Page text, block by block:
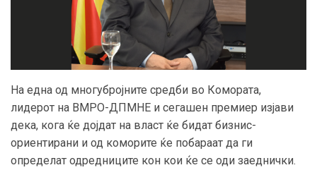
На една од многубројните средби во Комората,
лидерот на ВМРО-ДПМНЕ и сегашен премиер изјави
дека, кога ќе дојдат на власт ќе бидат бизнис-
ориентирани и од коморите ќе побараат да ги
определат одредниците кон кои ќе се оди заеднички.